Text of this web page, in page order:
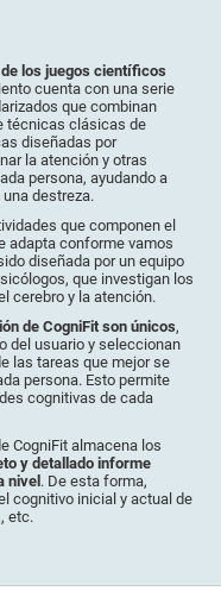
los juegos científicos
cuenta con una serie
que combinan
técnicas clásicas de
diseñadas por
la atención y otras
persona, ayudando a
destreza.
que componen el
adapta conforme vamos
diseñada por un equipo
que investigan los
cerebro y la atención.
de CogniFit son únicos,
del usuario y seleccionan
las tareas que mejor se
persona. Esto permite
cognitivas de cada
CogniFit almacena los
y detallado informe
nivel . De esta forma,
cognitivo inicial y actual de
etc.